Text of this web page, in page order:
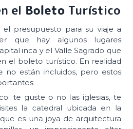
el Boleto Turístico
el presupuesto para su viaje a
que hay algunos lugares
inca y el Valle Sagrado que
el boleto turístico. En realidad
no están incluidos, pero estos
te guste o no las iglesias, te
la catedral ubicada en la
es una joya de arquitectura